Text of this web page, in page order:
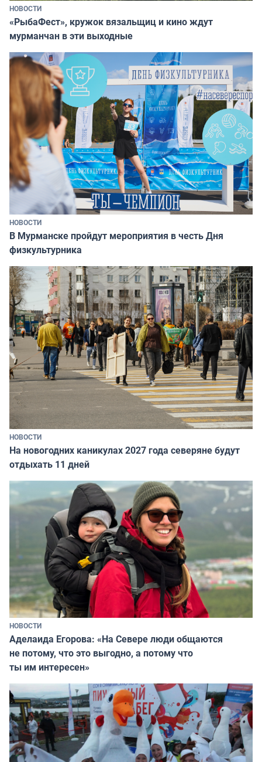
НОВОСТИ
«РыбаФест», кружок вязальщиц и кино ждут
мурманчан в эти выходные
НОВОСТИ
В Мурманске пройдут мероприятия в честь Дня
физкультурника
НОВОСТИ
На новогодних каникулах 2027 года северяне будут
отдыхать 11 дней
НОВОСТИ
Аделаида Егорова: «На Севере люди общаются
не потому, что это выгодно, а потому что
ты им интересен»